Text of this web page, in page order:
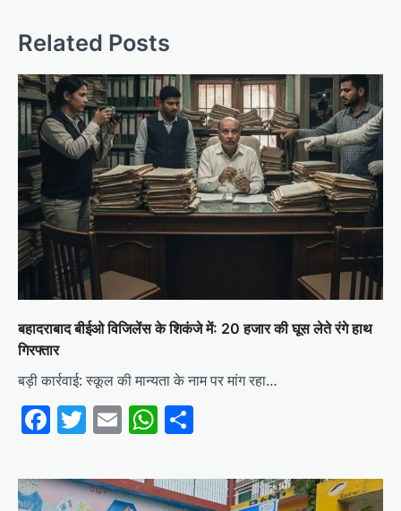
Related Posts
बहादराबाद बीईओ विजिलेंस के शिकंजे में: 20 हजार की घूस लेते रंगे हाथ
गिरफ्तार
बड़ी कार्रवाई: स्कूल की मान्यता के नाम पर मांग रहा…
Facebook
Twitter
EmailWhatsApp